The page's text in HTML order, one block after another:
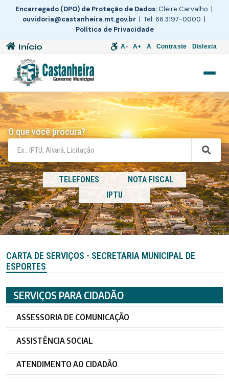
Encarregado (DPO) de Proteção de Dados:Cleire Carvalho |
ouvidoria@castanheira.mt.gov.br | Tel. 66 3197-0000 |
Política de Privacidade
Início A- A+ A Contraste Dislexia
O que você procura?
TELEFONES
NOTA FISCAL
IPTU
CARTA DE SERVIÇOS - SECRETARIA MUNICIPAL DE
ESPORTES
SERVIÇOS PARA CIDADÃO
ASSESSORIA DE COMUNICAÇÃO
ASSISTÊNCIA SOCIAL
ATENDIMENTO AO CIDADÃO